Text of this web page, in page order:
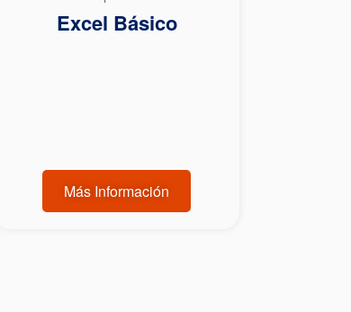
Excel Básico
Más Información